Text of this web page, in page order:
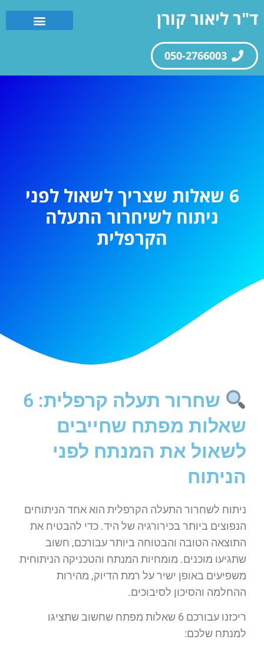
ד"ר ליאור קורן
050-2766003
6 שאלות שצריך לשאול לפני
ניתוח לשיחרור התעלה
הקרפלית
שחרור תעלה קרפלית: 6
שאלות מפתח שחייבים
לשאול את המנתח לפני
הניתוח
ניתוח לשחרור התעלה הקרפלית הוא אחד הניתוחים
הנפוצים ביותר בכירורגיה של היד. כדי להבטיח את
התוצאה הטובה והבטוחה ביותר עבורכם, חשוב
שתגיעו מוכנים. מומחיות המנתח והטכניקה הניתוחית
משפיעים באופן ישיר על רמת הדיוק, מהירות
ההחלמה והסיכון לסיבוכים.
ריכזנו עבורכם 6 שאלות מפתח שחשוב שתציגו
למנתח שלכם: